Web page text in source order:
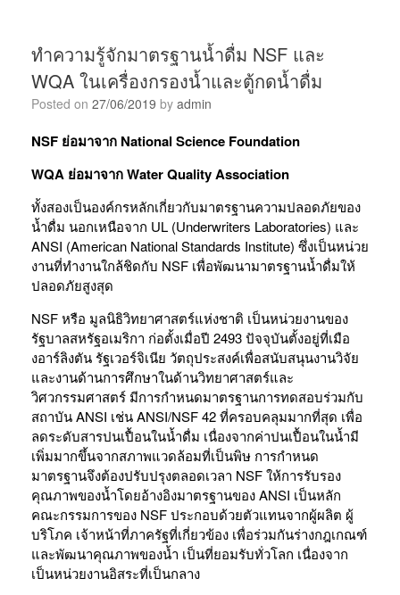
ทำความรู้จักมาตรฐานน้ำดื่ม NSF และ
WQA ในเครื่องกรองน้ำและตู้กดน้ำดื่ม
Posted on 27/06/2019 by admin
NSF ย่อมาจาก National Science Foundation
WQA ย่อมาจาก Water Quality Association
ทั้งสองเป็นองค์กรหลักเกี่ยวกับมาตรฐานความปลอดภัยของ
น้ำดื่ม นอกเหนือจาก UL (Underwriters Laboratories) และ
ANSI (American National Standards Institute) ซึ่งเป็นหน่วย
งานที่ทำงานใกล้ชิดกับ NSF เพื่อพัฒนามาตรฐานน้ำดื่มให้
ปลอดภัยสูงสุด
NSF หรือ มูลนิธิวิทยาศาสตร์แห่งชาติ เป็นหน่วยงานของ
รัฐบาลสหรัฐอเมริกา ก่อตั้งเมื่อปี 2493 ปัจจุบันตั้งอยู่ที่เมือ
งอาร์ลิงตัน รัฐเวอร์จิเนีย วัตถุประสงค์เพื่อสนับสนุนงานวิจัย
และงานด้านการศึกษาในด้านวิทยาศาสตร์และ
วิศวกรรมศาสตร์ มีการกำหนดมาตรฐานการทดสอบร่วมกับ
สถาบัน ANSI เช่น ANSI/NSF 42 ที่ครอบคลุมมากที่สุด เพื่อ
ลดระดับสารปนเปื้อนในน้ำดื่ม เนื่องจากค่าปนเปื้อนในน้ำมี
เพิ่มมากขึ้นจากสภาพแวดล้อมที่เป็นพิษ การกำหนด
มาตรฐานจึงต้องปรับปรุงตลอดเวลา NSF ให้การรับรอง
คุณภาพของน้ำโดยอ้างอิงมาตรฐานของ ANSI เป็นหลัก
คณะกรรมการของ NSF ประกอบด้วยตัวแทนจากผู้ผลิต ผู้
บริโภค เจ้าหน้าที่ภาครัฐที่เกี่ยวข้อง เพื่อร่วมกันร่างกฎเกณฑ์
และพัฒนาคุณภาพของน้ำ เป็นที่ยอมรับทั่วโลก เนื่องจาก
เป็นหน่วยงานอิสระที่เป็นกลาง